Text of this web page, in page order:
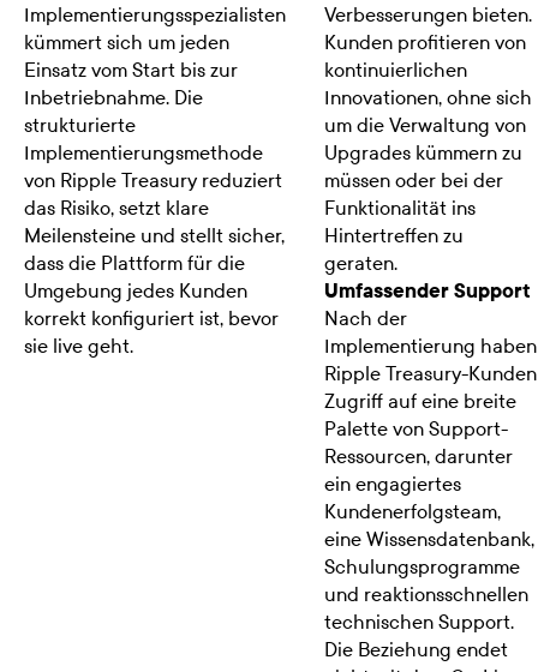
Implementierungsspezialisten
kümmert sich um jeden
Einsatz vom Start bis zur
Inbetriebnahme. Die
strukturierte
Implementierungsmethode
von Ripple Treasury reduziert
das Risiko, setzt klare
Meilensteine und stellt sicher,
dass die Plattform für die
Umgebung jedes Kunden
korrekt konfiguriert ist, bevor
sie live geht.
Verbesserungen bieten.
Kunden profitieren von
kontinuierlichen
Innovationen, ohne sich
um die Verwaltung von
Upgrades kümmern zu
müssen oder bei der
Funktionalität ins
Hintertreffen zu
geraten.
Umfassender Support
Nach der
Implementierung haben
Ripple Treasury-Kunden
Zugriff auf eine breite
Palette von Support-
Ressourcen, darunter
ein engagiertes
Kundenerfolgsteam,
eine Wissensdatenbank,
Schulungsprogramme
und reaktionsschnellen
technischen Support.
Die Beziehung endet